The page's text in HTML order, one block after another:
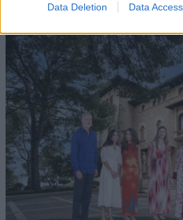
Data Deletion Data Access
ποτέ – Ναι, έχω πατήσει